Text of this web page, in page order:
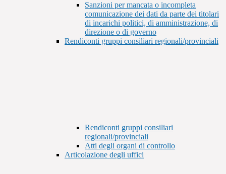
Sanzioni per mancata o incompleta
comunicazione dei dati da parte dei titolari
di incarichi politici, di amministrazione, di
direzione o di governo
Rendiconti gruppi consiliari regionali/provinciali
Rendiconti gruppi consiliari
regionali/provinciali
Atti degli organi di controllo
Articolazione degli uffici